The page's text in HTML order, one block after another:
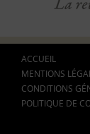
ACCUEIL
MENTIONS
CONDITIONS
POLITIQUE DE